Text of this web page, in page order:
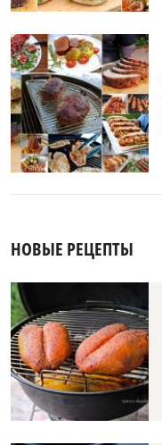
НОВЫЕ РЕЦЕПТЫ